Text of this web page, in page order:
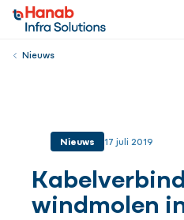
Nieuws
Nieuws 17 juli 2019
windmolen